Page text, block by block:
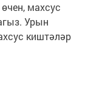
махсус
Урын
киштәләр